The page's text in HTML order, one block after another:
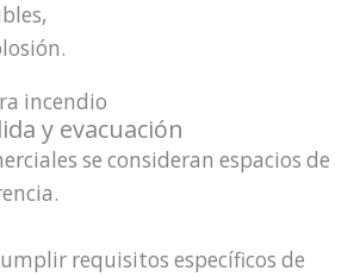
incendio
y evacuación
se consideran espacios de
requisitos específicos de